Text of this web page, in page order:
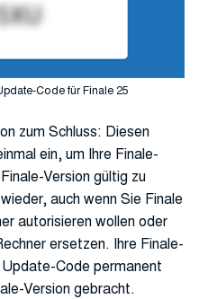
Code für Finale 25
zum Schluss: Diesen
ein, um Ihre Finale-
Version gültig zu
auch wenn Sie Finale
autorisieren wollen oder
ersetzen. Ihre Finale-
Code permanent
Version gebracht.